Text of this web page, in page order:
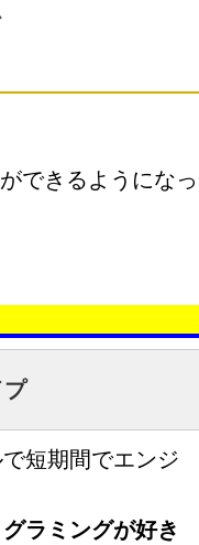
できるようになっ
短期間でエンジ
ラミングが好き